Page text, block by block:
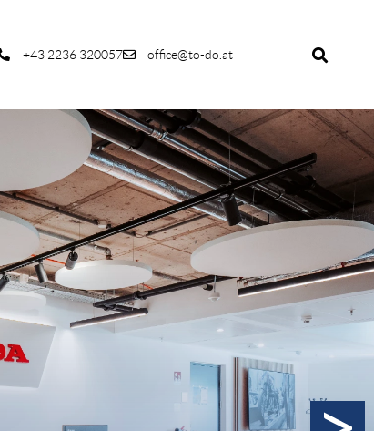
+43 2236 320057 office@to-do.at